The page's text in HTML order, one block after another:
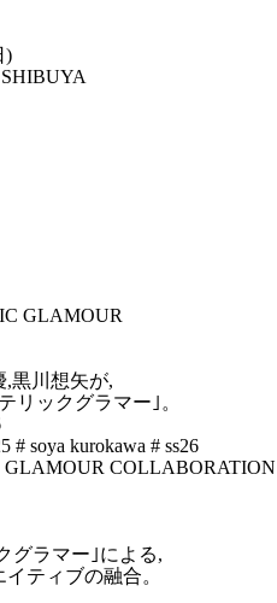
)
,黒川想矢が,
リックグラマー｣。
# soya kurokawa # ss26
グラマー｣による,
ティブの融合。